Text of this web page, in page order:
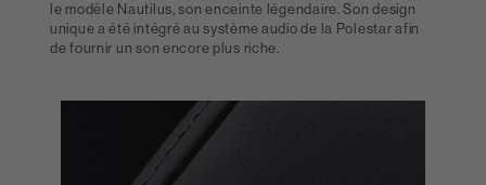
le modèle Nautilus, son enceinte légendaire. Son design
unique a été intégré au système audio de la Polestar afin
de fournir un son encore plus riche.